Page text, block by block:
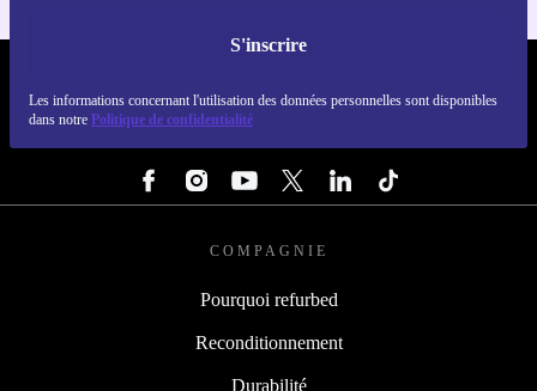
S'inscrire
Les informations concernant l'utilisation des données personnelles sont disponibles
dans notre Politique de confidentialité
COMPAGNIE
Pourquoi refurbed
Reconditionnement
Durabilité